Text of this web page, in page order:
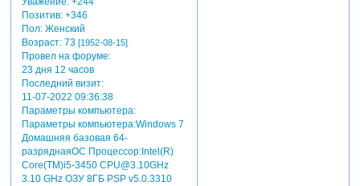
Позитив: +346
Пол:Женский
Возраст:73 [1952-08-15]
Провел на форуме:
23 дня 12 часов
Последний визит:
11-07-2022 09:36:38
Параметры компьютера:
Параметры компьютера:Windows 7
Домашняя базовая 64-
разряднаяОС Процессор:Intel(R)
Core(TM)i5-3450 CPU@3.10GHz
3.10 GHz ОЗУ 8ГБ PSP v5.0.3310